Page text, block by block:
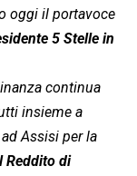
oggi il portavoce
5 Stelle in
continua
insieme a
Assisi per la
Reddito di